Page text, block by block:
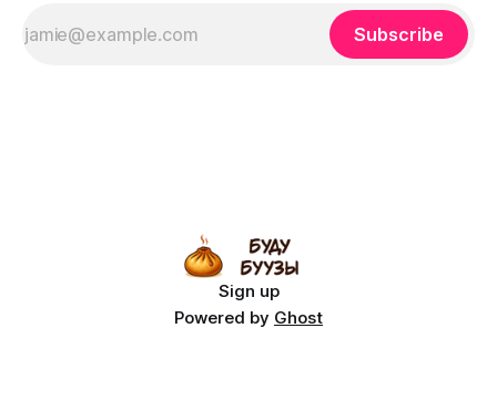
Subscribe
Sign up
Powered by Ghost